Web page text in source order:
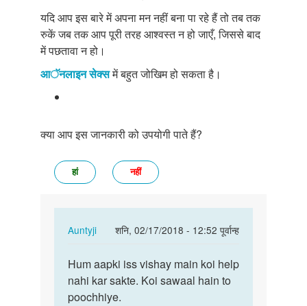
यदि आप इस बारे में अपना मन नहीं बना पा रहे हैं तो तब तक
रुकें जब तक आप पूरी तरह आश्वस्त न हो जाएँ, जिससे बाद
में पछतावा न हो।
आॅनलाइन सेक्समें बहुत जोखिम हो सकता है।
क्या आप इस जानकारी को उपयोगी पाते हैं?
हां नहीं
Auntyji
शनि, 02/17/2018 - 12:52 पूर्वान्ह
In
to
Mai
sex
Hum
aapki
iss
Hum aapki iss vishay main koi help
nahi kar sakte. Koi sawaal hain to
poochhiye.